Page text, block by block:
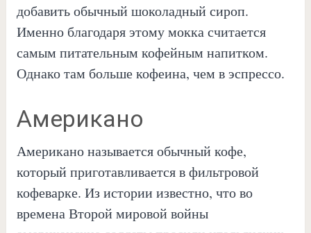
добавить обычный шоколадный сироп.
Именно благодаря этому мокка считается
самым питательным кофейным напитком.
Однако там больше кофеина, чем в эспрессо.
Американо
Американо называется обычный кофе,
который приготавливается в фильтровой
кофеварке. Из истории известно, что во
времена Второй мировой войны